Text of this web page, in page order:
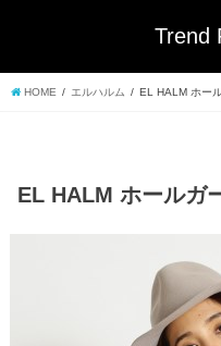
Trend
HOME エルハルム EL HALM ホー
EL HALM ホールガ